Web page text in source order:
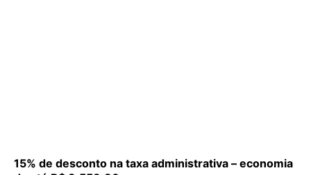
15% de desconto na taxa administrativa – economia